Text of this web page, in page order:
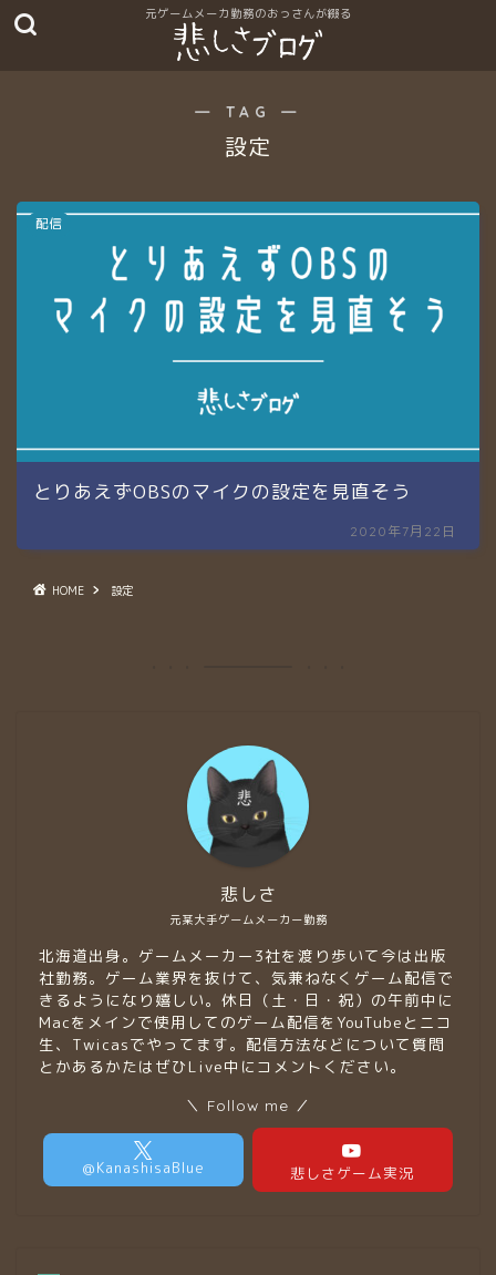
― TAG ―
設定
配信
とりあえずOBSのマイクの設定を見直そう
2020年7月22日
HOME 設定
元某大手ゲームメーカー勤務
悲しさ
北海道出身。ゲームメーカー3社を渡り歩いて今は出版
社勤務。ゲーム業界を抜けて、気兼ねなくゲーム配信で
きるようになり嬉しい。休日（土・日・祝）の午前中に
Macをメインで使用してのゲーム配信をYouTubeとニコ
生、Twicasでやってます。配信方法などについて質問
とかあるかたはぜひLive中にコメントください。
＼ Follow me ／